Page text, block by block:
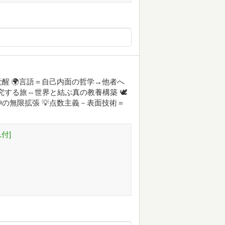
🌍言語＝自己内面の哲学→他者へ
する旅⇔世界と結ぶ真の教養構築 🕊️
無限拡張 💡点数主義－表面技術＝
]